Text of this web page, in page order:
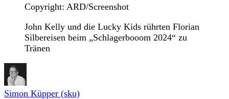
Copyright: ARD/Screenshot
John Kelly und die Lucky Kids rührten Florian
Silbereisen beim „Schlagerbooom 2024“ zu
Tränen
Simon Küpper (sku)